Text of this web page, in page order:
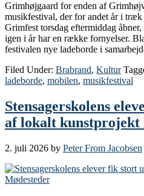
Grimhøjgaard for enden af
musikfestival, der for andet år i
Grimfest torsdag eftermiddag
igen i år har en række fornyelser.
festivalen nye ladeborde i
Filed Under: Brabrand, Kultur
ladeborde, mobilen, musikfestival
Stensagerskolens
af lokalt kunstprojekt
2. juli 2026 by Peter From Jacobsen